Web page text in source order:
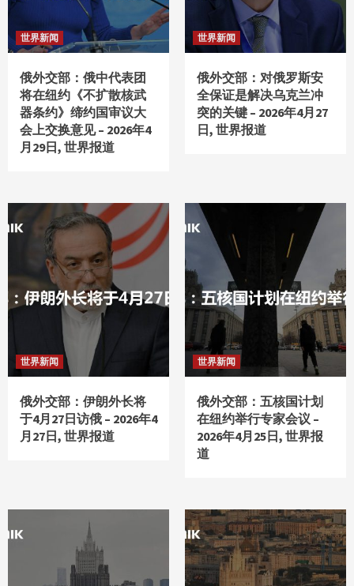
世界新闻
俄外交部：俄中代表团
将在纽约《不扩散核武
器条约》缔约国审议大
会上交换意见 – 2026年4
月29日, 世界报道
世界新闻
俄外交部：对俄罗斯安
全保证是解决乌克兰冲
突的关键 – 2026年4月27
日, 世界报道
世界新闻
俄外交部：伊朗外长将
于4月27日访俄 – 2026年4
月27日, 世界报道
世界新闻
俄外交部：五核国计划
在纽约举行专家会议 –
2026年4月25日, 世界报
道